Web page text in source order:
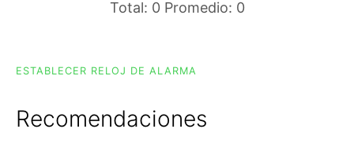
Total: 0Promedio: 0
ESTABLECER RELOJ DE ALARMA
Recomendaciones